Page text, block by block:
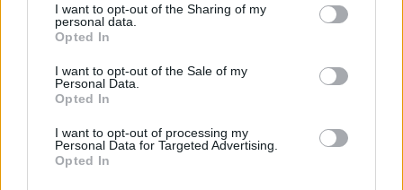
not limited to your visit or usage behaviour. You may click to
grant or deny consent to Google and its third-party tags to
use your data for below specified purposes in below Google
consent section.
I want to opt-out of the Sharing of my
personal data.
Opted In
I want to opt-out of the Sale of my
Personal Data.
Opted In
I want to opt-out of processing my
Personal Data for Targeted Advertising.
Opted In